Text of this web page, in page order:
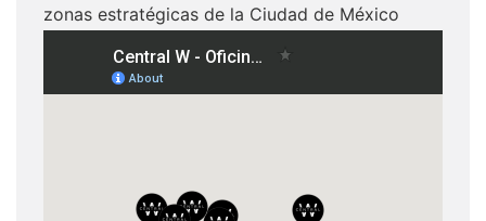
zonas estratégicas de la Ciudad de México